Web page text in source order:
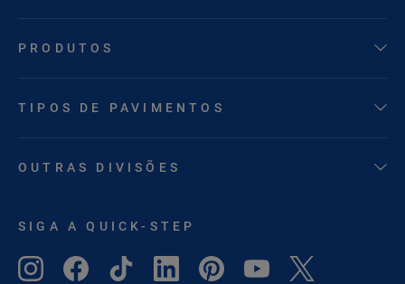
PRODUTOS
TIPOS DE PAVIMENTOS
OUTRAS DIVISÕES
SIGA A QUICK-STEP